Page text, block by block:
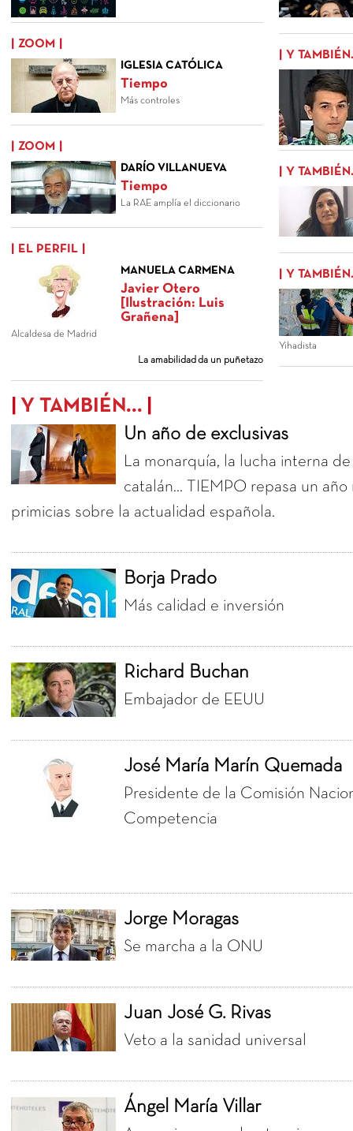
ZOOM
IGLESIA CATÓLICA
Tiempo
Más controles
ZOOM
DARÍO VILLANUEVA
Tiempo
La RAE amplía el diccionario
EL PERFIL
MANUELA CARMENA
Javier Otero
[Ilustración: Luis
Grañena]
Alcaldesa de Madrid
La amabilidad da un puñetazo
Y
Y
Y
Yihadista
Y TAMBIÉN...
Un año de exclusivas
La monarquía, la lucha interna
catalán... TIEMPO repasa un
primicias sobre la actualidad española.
Borja Prado
Más calidad e inversión
Richard Buchan
Embajador de EEUU
José María Marín Quemada
Presidente de la Comisión
Competencia
Jorge Moragas
Se marcha a la ONU
Juan José G. Rivas
Veto a la sanidad universal
Ángel María Villar